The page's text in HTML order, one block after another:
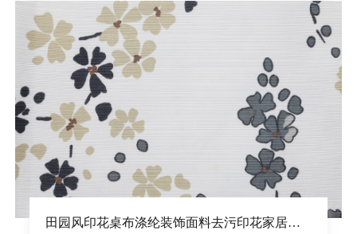
田园风印花桌布涤纶装饰面料去污印花家居面料